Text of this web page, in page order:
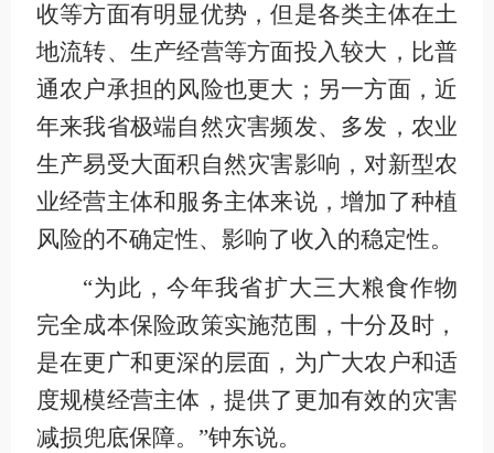
收等方面有明显优势，但是各类主体在土
地流转、生产经营等方面投入较大，比普
通农户承担的风险也更大；另一方面，近
年来我省极端自然灾害频发、多发，农业
生产易受大面积自然灾害影响，对新型农
业经营主体和服务主体来说，增加了种植
风险的不确定性、影响了收入的稳定性。
“为此，今年我省扩大三大粮食作物
完全成本保险政策实施范围，十分及时，
是在更广和更深的层面，为广大农户和适
度规模经营主体，提供了更加有效的灾害
减损兜底保障。”钟东说。